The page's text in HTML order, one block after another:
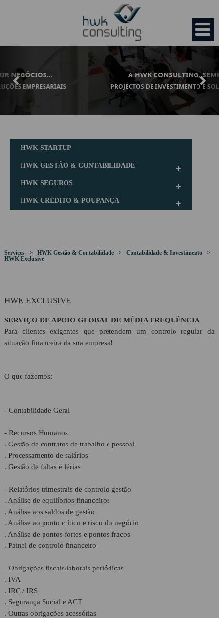
HOME
Missão
Visão
SERVIÇOS
HWK Seguros
OPORTUNIDADES
LINKS
Proposta Contabilidade
A HWK CONSULTING, SEMPRE CONSIGO...
PROJECTOS DE INVESTIMENTO E SOLUÇÕES EMPRESARIAIS.
HWK STARTUP
HWK GESTÃO & CONTABILIDADE
HWK SEGUROS
HWK CRÉDITO & POUPANÇA
Serviços > HWK Gestão & Contabilidade > Contabilidade & Investimento >
HWK Exclusive
HWK EXCLUSIVE
SERVIÇO DE APOIO GLOBAL DE MÉDIA FREQUÊNCIA
Para clientes exigentes que pretendem um controlo regular da
situação financeira da sua empresa!
O que fazemos:
- Contabilidade Geral
- Recursos Humanos
. Gestão de contratos de trabalho e pessoal
. Processamento de salários
. Gestão de faltas e férias
- Relatórios trimestrais de controlo gestão
. Análise de equilíbrios financeiros
. Análise aos saldos de gestão
. Análise ao ponto crítico e risco do negócio
. Análise de pontos fortes e pontos fracos
. Painel de controlo financeiro
- Obrigações fiscais/laborais periódicas
. IVA
. IRC / IRS
. Segurança Social e ACT
. Outras obrigações acessórias